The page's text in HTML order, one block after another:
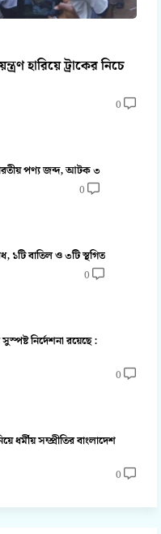
হারিয়ে ট্রাকের নিচে
0
পণ্য জব্দ, আটক ৩
0
১টি বাতিল ও ৩টি স্থগিত
0
নির্দেশনা রয়েছে :
0
ধর্মীয় সম্প্রীতির বাংলাদেশ
0